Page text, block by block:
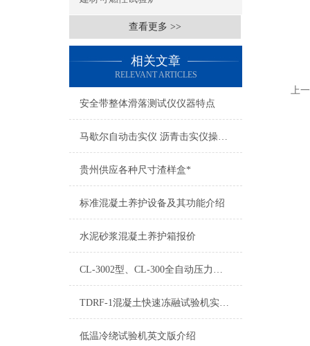
查看更多 >>
相关文章
RELEVANT ARTICLES
安全带整体滑落测试仪仪器特点
马歇尔自动击实仪 沥青击实仪操作参数
贵州供应各种尺寸渣样盒*
标准混凝土养护设备及其功能介绍
水泥砂浆混凝土养护箱报价
CL-3002型、CL-300全自动压力试验机测控系统
TDRF-1混凝土快速冻融试验机实验流程分析
低温冷绕试验机英文版介绍
上